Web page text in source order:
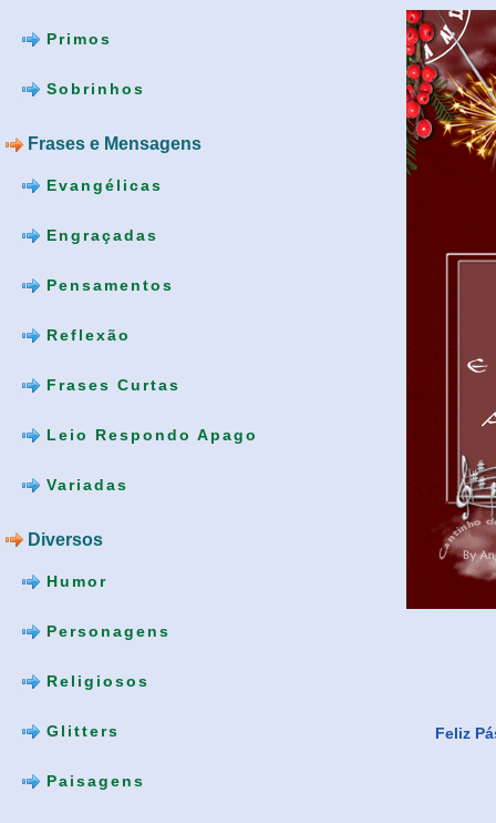
Primos
Sobrinhos
Frases e Mensagens
Evangélicas
Engraçadas
Pensamentos
Reflexão
Frases Curtas
Leio Respondo Apago
Variadas
Diversos
Humor
Personagens
Religiosos
Glitters
Paisagens
Feliz